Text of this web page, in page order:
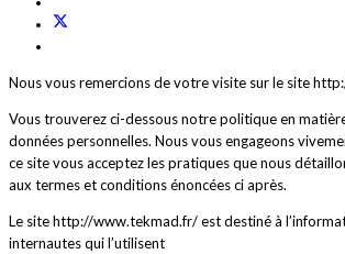
Nous vous remercions de votre visite sur le site
Vous trouverez ci-dessous notre politique en
données personnelles. Nous vous engageons
ce site vous acceptez les pratiques que nous
aux termes et conditions énoncées ci après.
Le site http://www.tekmad.fr/ est destiné à
internautes qui l’utilisent